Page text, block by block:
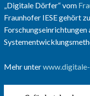
„Digitale Dörfer“ vom
Fraunhofer IESE gehört
Mehr unter